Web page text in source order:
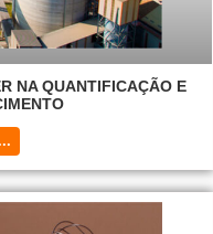
NA QUANTIFICAÇÃO E